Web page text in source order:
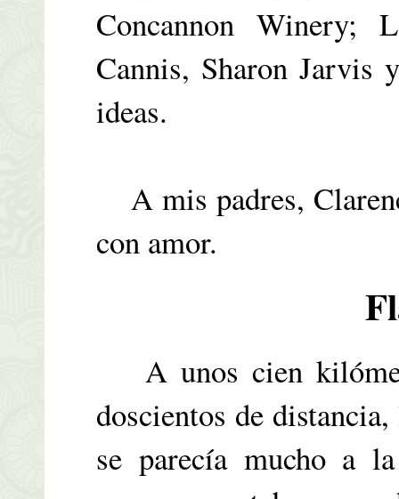
Concannon Winery;
Cannis, Sharon Jarvis
ideas.
A mis padres,
con amor.
A unos cien
doscientos de
se parecía mucho a